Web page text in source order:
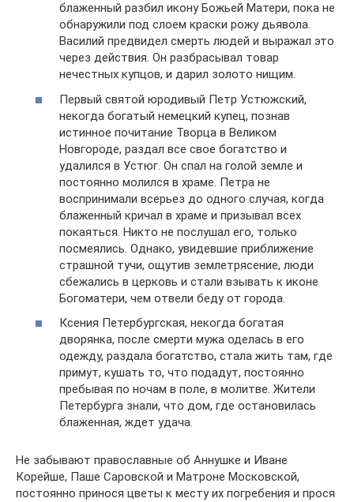
блаженный разбил икону Божьей Матери, пока не
обнаружили под слоем краски рожу дьявола.
Василий предвидел смерть людей и выражал это
через действия. Он разбрасывал товар
нечестных купцов, и дарил золото нищим.
Первый святой юродивый Петр Устюжский,
некогда богатый немецкий купец, познав
истинное почитание Творца в Великом
Новгороде, раздал все свое богатство и
удалился в Устюг. Он спал на голой земле и
постоянно молился в храме. Петра не
воспринимали всерьез до одного случая, когда
блаженный кричал в храме и призывал всех
покаяться. Никто не послушал его, только
посмеялись. Однако, увидевшие приближение
страшной тучи, ощутив землетрясение, люди
сбежались в церковь и стали взывать к иконе
Богоматери, чем отвели беду от города.
Ксения Петербургская, некогда богатая
дворянка, после смерти мужа оделась в его
одежду, раздала богатство, стала жить там, где
примут, кушать то, что подадут, постоянно
пребывая по ночам в поле, в молитве. Жители
Петербурга знали, что дом, где остановилась
блаженная, ждет удача.
Не забывают православные об Аннушке и Иване
Корейше, Паше Саровской и Матроне Московской,
постоянно принося цветы к месту их погребения и прося